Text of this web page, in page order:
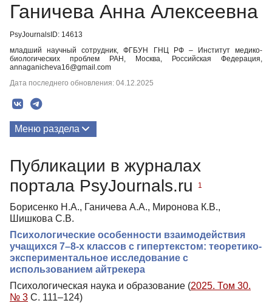
Ганичева Анна Алексеевна
PsyJournalsID: 14613
младший научный сотрудник, ФГБУН ГНЦ РФ – Институт медико-
биологических проблем РАН, Москва, Российская Федерация,
annaganicheva16@gmail.com
Дата последнего обновления: 04.12.2025
Меню раздела
Публикации в журналах
портала PsyJournals.ru
1
Борисенко Н.А., Ганичева А.А., Миронова К.В.,
Шишкова С.В.
Психологические особенности взаимодействия
учащихся 7–8-х классов с гипертекстом: теоретико-
экспериментальное исследование с
использованием айтрекера
Психологическая наука и образование (2025. Том 30.
№ 3 С. 111–124)